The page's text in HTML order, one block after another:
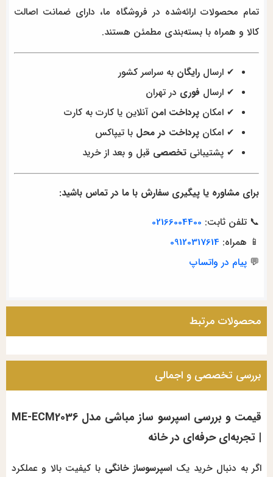
تمام محصولات ارائه‌شده در فروشگاه ما، دارای ضمانت اصالت
کالا و همراه با بسته‌بندی مطمئن هستند.
✔ ارسالرایگان به سراسر کشور
✔ ارسال فوری در تهران
✔ امکانپرداخت امن آنلاین یا کارت به کارت
✔ امکانپرداخت در محل با تیپاکس
✔ پشتیبانیتخصصی قبل و بعد از خرید
برای مشاوره یا پیگیری سفارش با ما در تماس باشید:
📞 تلفن ثابت: 02166004400
📱 همراه:09120317614
💬پیام در واتساپ
محصولات مرتبط
بررسی تخصصی و اجمالی
قیمت و بررسی اسپرسو ساز مباشی مدل ME-ECM2036
| تجربه‌ای حرفه‌ای در خانه
اگر به دنبال خرید یک اسپرسوساز خانگی با کیفیت بالا و عملکرد